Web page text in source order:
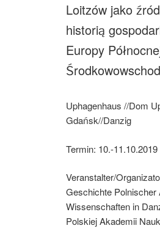
Loitzów jako
historią
Europy
Uphagenhaus //Dom
Gdańsk//Danzig
Termin: 10.-11.10.2019
Veranstalter/
Geschichte Polnischer
Wissenschaften in
Polskiej Akademii